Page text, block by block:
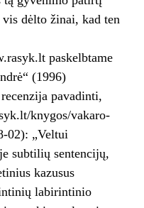
dėlto žinai, kad ten
paskelbtame
(1996)
pavadinti,
knygos/vakaro-
02): „Veltui
subtilių sentencijų,
kazusus
labirintinio